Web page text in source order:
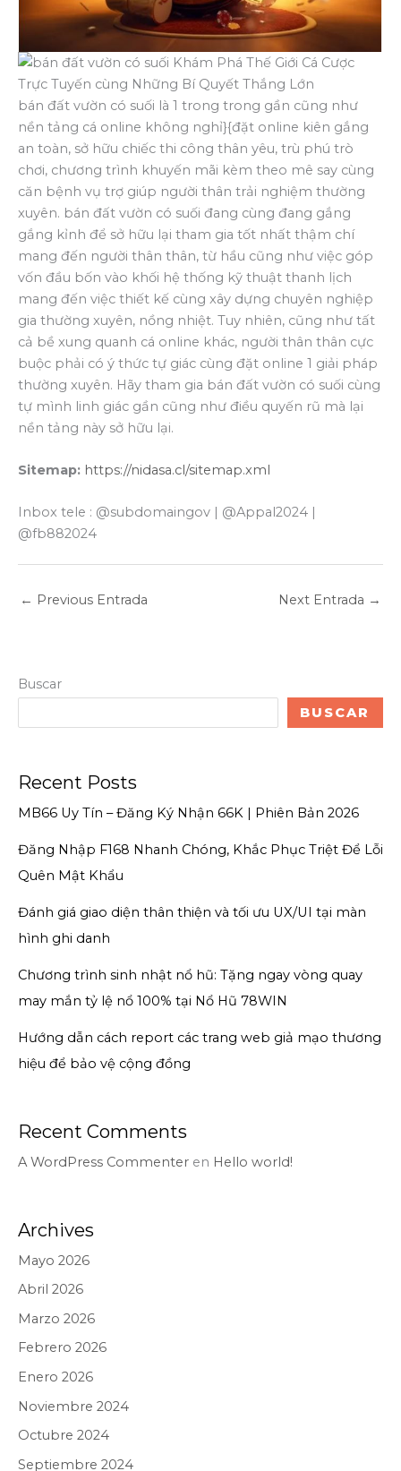
bán đất vườn có suối là 1 trong trong gần cũng như
nền tảng cá online không nghỉ}{đặt online kiên gắng
an toàn, sở hữu chiếc thi công thân yêu, trù phú trò
chơi, chương trình khuyến mãi kèm theo mê say cùng
căn bệnh vụ trợ giúp người thân trải nghiệm thường
xuyên. bán đất vườn có suối đang cùng đang gắng
gắng kỉnh để sở hữu lại tham gia tốt nhất thậm chí
mang đến người thân thân, từ hầu cũng như việc góp
vốn đầu bốn vào khối hệ thống kỹ thuật thanh lịch
mang đến việc thiết kế cùng xây dựng chuyên nghiệp
gia thường xuyên, nồng nhiệt. Tuy nhiên, cũng như tất
cả bề xung quanh cá online khác, người thân thân cực
buộc phải có ý thức tự giác cùng đặt online 1 giải pháp
thường xuyên. Hãy tham gia bán đất vườn có suối cùng
tự mình linh giác gần cũng như điều quyến rũ mà lại
nền tảng này sở hữu lại.
Sitemap: https://nidasa.cl/sitemap.xml
Inbox tele : @subdomaingov | @Appal2024 |
@fb882024
← Previous Entrada Next Entrada →
Buscar
BUSCAR
Recent Posts
MB66 Uy Tín – Đăng Ký Nhận 66K | Phiên Bản 2026
Đăng Nhập F168 Nhanh Chóng, Khắc Phục Triệt Để Lỗi
Quên Mật Khẩu
Đánh giá giao diện thân thiện và tối ưu UX/UI tại màn
hình ghi danh
Chương trình sinh nhật nổ hũ: Tặng ngay vòng quay
may mắn tỷ lệ nổ 100% tại Nổ Hũ 78WIN
Hướng dẫn cách report các trang web giả mạo thương
hiệu để bảo vệ cộng đồng
Recent Comments
A WordPress Commenter en Hello world!
Archives
Mayo 2026
Abril 2026
Marzo 2026
Febrero 2026
Enero 2026
Noviembre 2024
Octubre 2024
Septiembre 2024